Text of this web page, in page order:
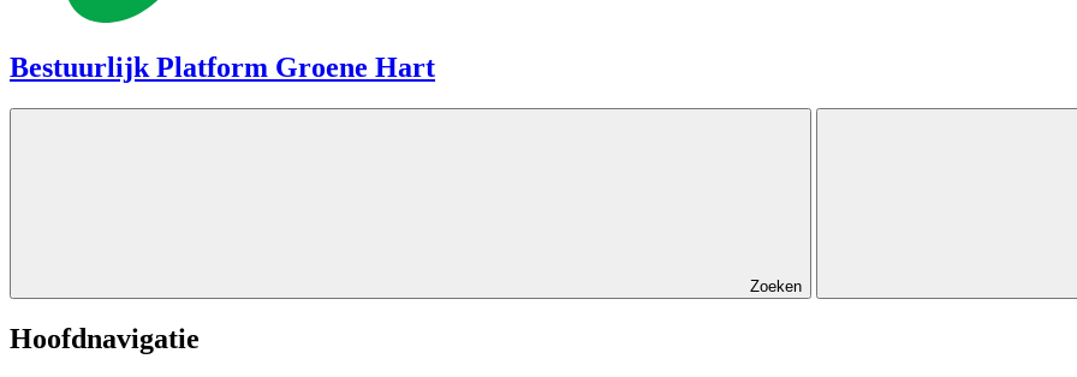
Bestuurlijk Platform Groene Hart
Zoeken
Hoofdnavigatie